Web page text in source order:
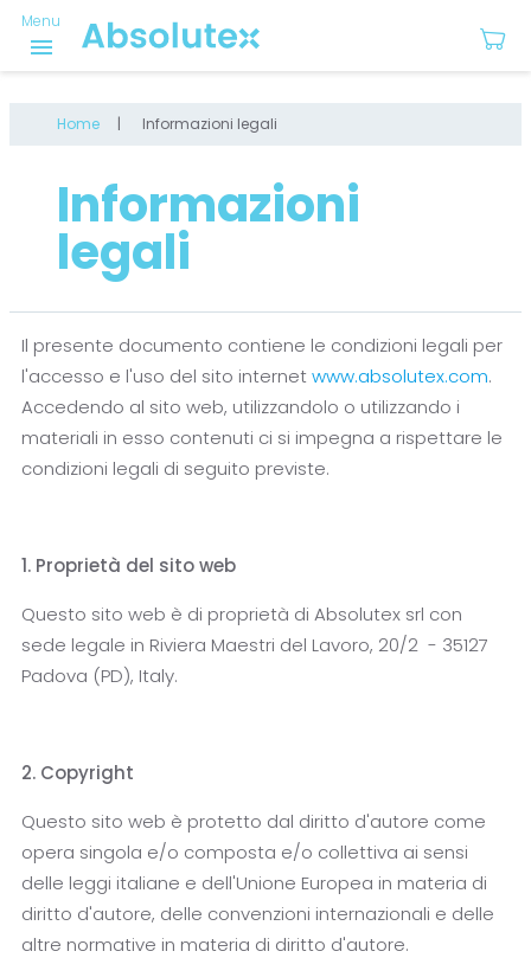
Menu
menu
Home Informazioni legali
Informazioni
legali
Il presente documento contiene le condizioni legali per
l'accesso e l'uso del sito internetwww.absolutex.com.
Accedendo al sito web, utilizzandolo o utilizzando i
materiali in esso contenuti ci si impegna a rispettare le
condizioni legali di seguito previste.
1. Proprietà del sito web
Questo sito web è di proprietà di Absolutex srl con
sede legale in Riviera Maestri del Lavoro, 20/2 - 35127
Padova (PD), Italy.
2. Copyright
Questo sito web è protetto dal diritto d'autore come
opera singola e/o composta e/o collettiva ai sensi
delle leggi italiane e dell'Unione Europea in materia di
diritto d'autore, delle convenzioni internazionali e delle
altre normative in materia di diritto d'autore.